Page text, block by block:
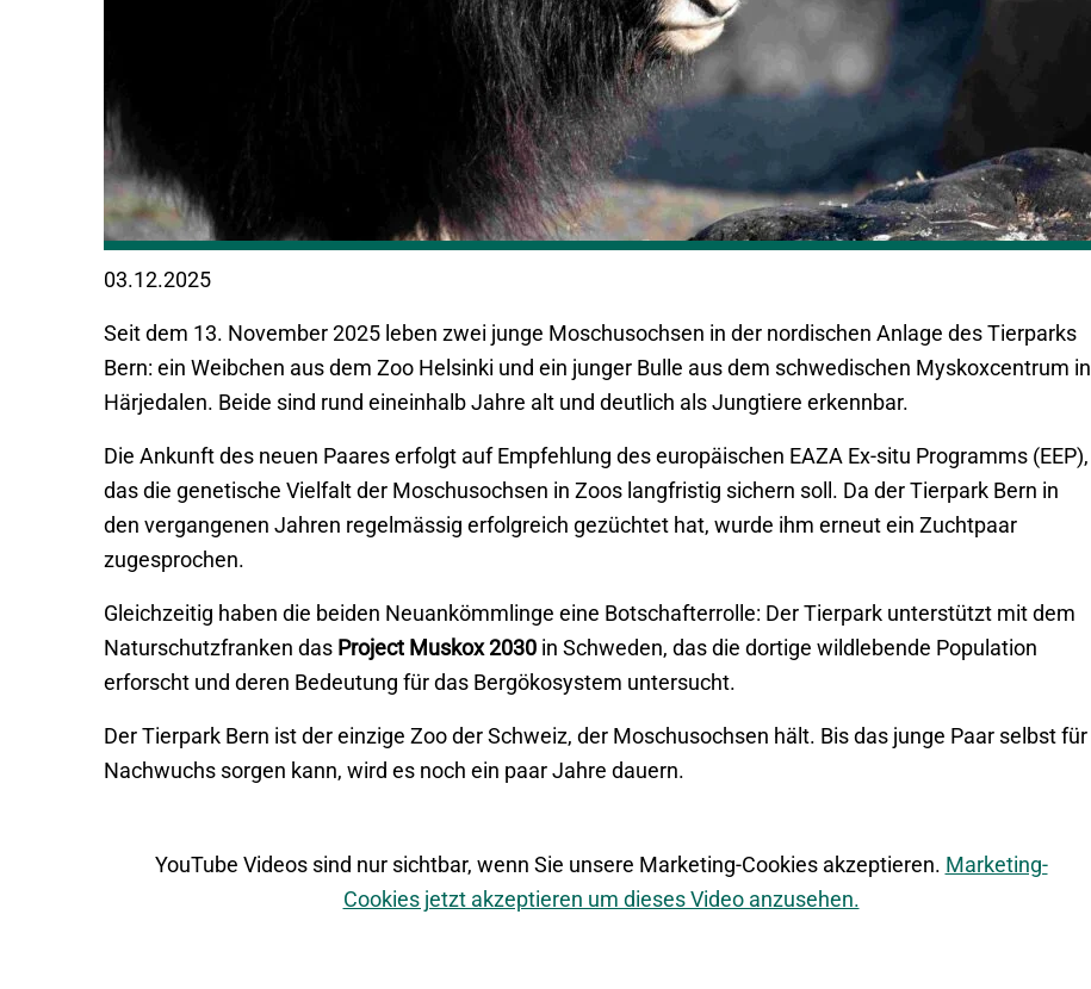
03.12.2025
Seit dem 13. November 2025 leben zwei junge Moschusochsen in der nordischen Anlage des Tierparks
Bern: ein Weibchen aus dem Zoo Helsinki und ein junger Bulle aus dem schwedischen Myskoxcentrum in
Härjedalen. Beide sind rund eineinhalb Jahre alt und deutlich als Jungtiere erkennbar.
Die Ankunft des neuen Paares erfolgt auf Empfehlung des europäischen EAZA Ex-situ Programms (EEP),
das die genetische Vielfalt der Moschusochsen in Zoos langfristig sichern soll. Da der Tierpark Bern in
den vergangenen Jahren regelmässig erfolgreich gezüchtet hat, wurde ihm erneut ein Zuchtpaar
zugesprochen.
Gleichzeitig haben die beiden Neuankömmlinge eine Botschafterrolle: Der Tierpark unterstützt mit dem
Naturschutzfranken das Project Muskox 2030 in Schweden, das die dortige wildlebende Population
erforscht und deren Bedeutung für das Bergökosystem untersucht.
Der Tierpark Bern ist der einzige Zoo der Schweiz, der Moschusochsen hält. Bis das junge Paar selbst für
Nachwuchs sorgen kann, wird es noch ein paar Jahre dauern.
YouTube Videos sind nur sichtbar, wenn Sie unsere Marketing-Cookies akzeptieren. Marketing-
Cookies jetzt akzeptieren um dieses Video anzusehen.